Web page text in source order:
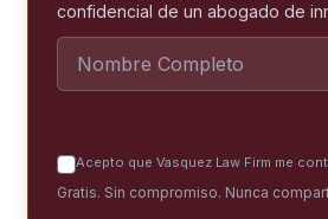
confidencial de un abogado de
Acepto que Vasquez Law Firm me
Gratis. Sin compromiso. Nunca